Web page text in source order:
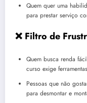
Quem quer uma
para prestar serviço
❌ Filtro de
Quem busca renda
curso exige
Pessoas que não
para desmontar e